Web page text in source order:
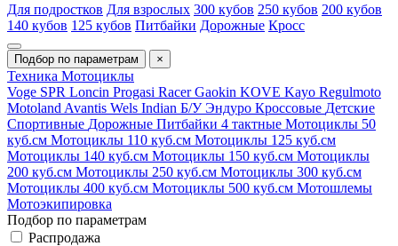
Для подростков Для взрослых 300 кубов 250 кубов 200 кубов
140 кубов 125 кубов Питбайки Дорожные Кросс
Подбор по параметрам ×
Техника Мотоциклы
Voge SPR Loncin Progasi RacerGaokin KOVE Kayo Regulmoto
Motoland Avantis Wels Indian Б/УЭндуро Кроссовые Детские
Спортивные Дорожные Питбайки 4 тактные Мотоциклы 50
куб.см Мотоциклы 110 куб.см Мотоциклы 125 куб.см
Мотоциклы 140 куб.см Мотоциклы 150 куб.см Мотоциклы
200 куб.см Мотоциклы 250 куб.см Мотоциклы 300 куб.см
Мотоциклы 400 куб.см Мотоциклы 500 куб.см Мотошлемы
Мотоэкипировка
Подбор по параметрам
Распродажа